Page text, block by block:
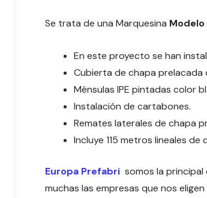
Se trata de una Marquesina
En este proyecto se han
Cubierta de chapa prelacada
Ménsulas IPE pintadas color
Instalación de cartabones.
Remates laterales de chapa
Incluye 115 metros lineales
Europa Prefabri somos la
muchas las empresas que nos